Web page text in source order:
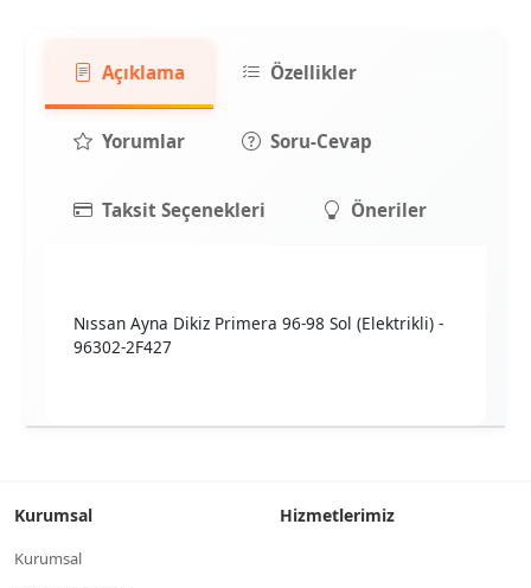
Açıklama Özellikler
Yorumlar Soru-Cevap
Taksit Seçenekleri Öneriler
Nıssan Ayna Dikiz Primera 96-98 Sol (Elektrikli) -
96302-2F427
Kurumsal
Kurumsal
Hizmetlerimiz